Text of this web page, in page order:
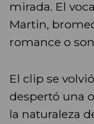
mirada. El
Martin,
romance o
El clip se
despertó una
la naturaleza